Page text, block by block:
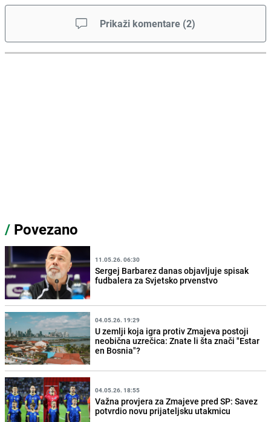
Prikaži komentare (2)
/ Povezano
11.05.26. 06:30
Sergej Barbarez danas objavljuje spisak
fudbalera za Svjetsko prvenstvo
04.05.26. 19:29
U zemlji koja igra protiv Zmajeva postoji
neobična uzrečica: Znate li šta znači "Estar
en Bosnia"?
04.05.26. 18:55
Važna provjera za Zmajeve pred SP: Savez
potvrdio novu prijateljsku utakmicu